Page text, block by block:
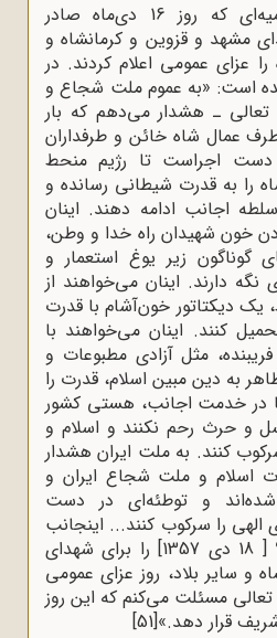
امام خمینی در اعلامیه‌ای که روز 16 دی‌ماه صادر
مشهد و قزوین و کرمانشاه و
روز 18 دی‌ماه را عزای عمومی اعلام کردند. در
است: «به عموم ملت شجاع و
تعالی ـ هشدار می‌دهم که بار
عمال شاه خائن و طرفداران
دست اجراست تا رژیم منحط
را به قدرت شیطانی رسانده و
اجانب ادامه دهند. اینان
خون شهیدان راه خدا و وطن،
گوناگون زیر یوغ استعمار و
دارند. اینان می‌خواهند از
دیکتاتور خون‌آشام با قدرت
کنند. اینان می‌خواهند با
مثل آزادی مطبوعات و
به دین مبین اسلام، قدرت را
تا در خدمت اجانب، هستی کشور
و حرث رحم نکنند و اسلام و
کنند. به ملت ایران هشدار
اسلام و ملت شجاع ایران و
شده‌اند و توطئه‌ای در دست
را سرکوب کنند... اینجانب
روز دوشنبه نهم صفر 99 [ 18 دی 1357] را برای شهدای
و سایر بلاد، روز عزای عمومی
تعالی مسئلت می‌کنم که این روز
قرار دهد.»[51]